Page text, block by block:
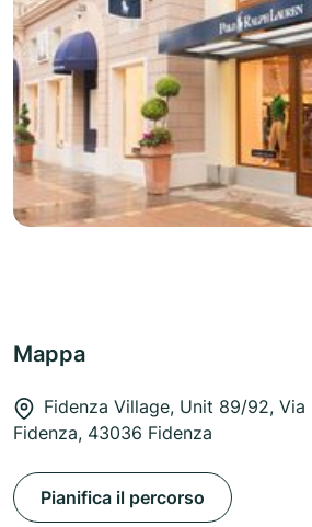
Mappa
Fidenza Village, Unit 89/92, Via
Fidenza, 43036 Fidenza
Pianifica il percorso